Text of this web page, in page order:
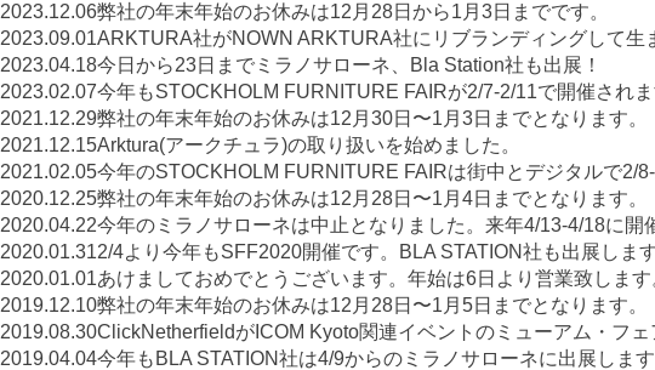
2023.12.06弊社の年末年始のお休みは12月28日から1月3日までです。
2023.09.01ARKTURA社がNOWN ARKTURA社にリブランディングして生
2023.04.18今日から23日までミラノサローネ、Bla Station社も出展！
2023.02.07今年もSTOCKHOLM FURNITURE FAIRが2/7-2/11で開催されま
2021.12.29弊社の年末年始のお休みは12月30日〜1月3日までとなります。
2021.12.15Arktura(アークチュラ)の取り扱いを始めました。
2021.02.05今年のSTOCKHOLM FURNITURE FAIRは街中とデジタルで2/8-
2020.12.25弊社の年末年始のお休みは12月28日〜1月4日までとなります。
2020.04.22今年のミラノサローネは中止となりました。来年4/13-4/18に開
2020.01.312/4より今年もSFF2020開催です。BLA STATION社も出展します
2020.01.01あけましておめでとうございます。年始は6日より営業致します
2019.12.10弊社の年末年始のお休みは12月28日〜1月5日までとなります。
2019.08.30ClickNetherfieldがICOM Kyoto関連イベントのミューアム・フェ
2019.04.04今年もBLA STATION社は4/9からのミラノサローネに出展します